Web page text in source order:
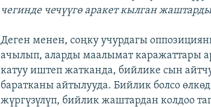
чегинде чечүүгө аракет кылган
Деген менен, соңку учурдагы
ачылып, аларды маалымат каражаттары
катуу иштеп жатканда, бийлике сын
баратканы айтылууда. Бийлик болсо
жүргүзүлүп, бийлик жаштардан колдоо